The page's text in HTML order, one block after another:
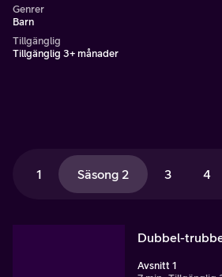
Genrer
Barn
Tillgänglig
Tillgänglig 3+ månader
1 Säsong 2 3 4
Dubbel-
Avsnitt 1